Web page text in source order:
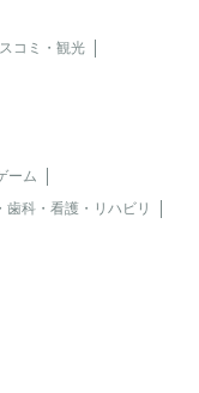
コミ・観光
ーム
歯科・看護・リハビリ